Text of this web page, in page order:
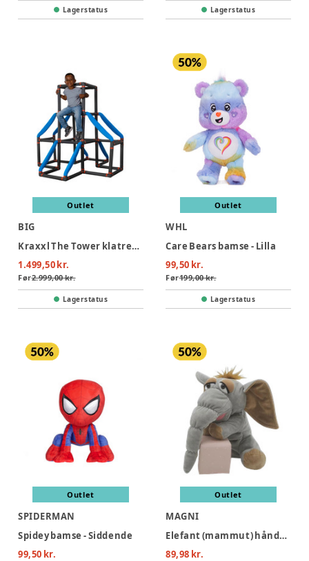
Lagerstatus Lagerstatus
Outlet
BIG
Kraxxl The Tower klatretårn
1.499,50 kr.
Før2.999,00 kr.
Lagerstatus
Outlet
WHL
Care Bears bamse - Lilla
99,50 kr.
Før199,00 kr.
Lagerstatus
Outlet
SPIDERMAN
Spidey bamse - Siddende
99,50 kr.
Outlet
MAGNI
Elefant (mammut) hånddukke 25 cm.
89,98 kr.